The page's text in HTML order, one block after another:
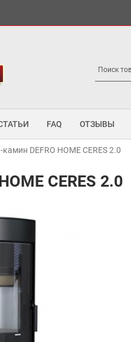
FAQ ОТЗЫВЫ
DEFRO HOME CERES 2.0
CERES 2.0